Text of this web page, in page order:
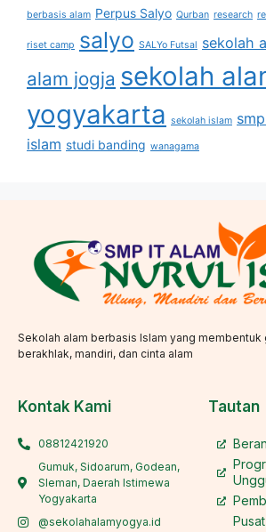
berbasis alam Perpus Salyo Qurban research
riset camp salyo SALYo Futsal sekolah
alam jogja sekolah
yogyakarta sekolah islam
islam studi banding wanagama
Sekolah alam berbasis Islam yang membentuk
berakhlak, mandiri, dan cinta alam
Kontak Kami
08812421920
Gumuk, Sidoarum, Godean,
Sleman, Daerah Istimewa
Yogyakarta
@sekolahalamyogya.id
Tautan
Pusat